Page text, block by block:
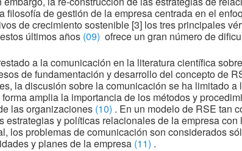
filosofía de gestión de la empresa centrada en el
de crecimiento sostenible [3] los tres principales
últimos años (09)  ofrece un gran número de
a la comunicación en la literatura científica
de fundamentación y desarrollo del concepto de
la discusión sobre la comunicación se ha limitado
amplia la importancia de los métodos y
las organizaciones (10) . En un modelo de RSE tan
estrategias y políticas relacionales de la empresa
los problemas de comunicación son considerados
y planes de la empresa (11) .